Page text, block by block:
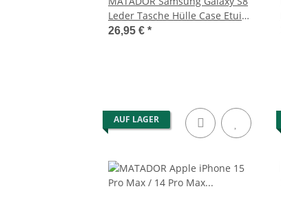
Leder Tasche Hülle Case Etui
Schwarz
26,95 € *
AUF LAGER